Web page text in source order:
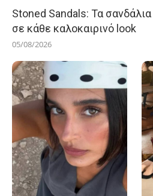
Stoned Sandals: Τα
σε κάθε καλοκαιρινό look
05/08/2026